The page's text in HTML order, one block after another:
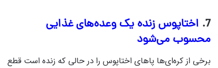
7. اختاپوس زنده یک وعده‌های غذایی
محسوب می‌شود
برخی از کره‌ای‌ها پاهای اختاپوس را در حالی که زنده است قطع